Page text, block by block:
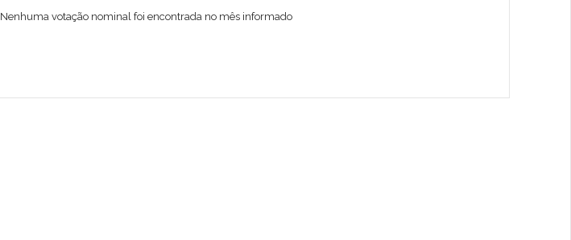
Nenhuma votação nominal foi encontrada no mês informado